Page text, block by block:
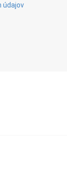
údajov